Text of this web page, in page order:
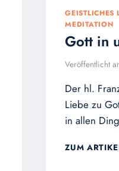
GEISTLICHES
MEDITATION
Gott in
Veröffentlicht
Der hl.
Liebe zu
in allen
ZUM